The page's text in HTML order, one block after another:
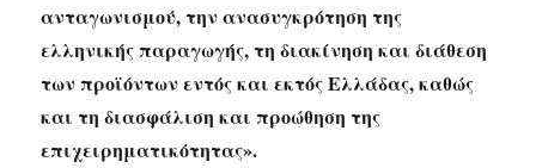
ανταγωνισμού, την ανασυγκρότηση της
ελληνικής παραγωγής, τη διακίνηση και διάθεση
των προϊόντων εντός και εκτός Ελλάδας, καθώς
και τη διασφάλιση και προώθηση της
επιχειρηματικότητας».